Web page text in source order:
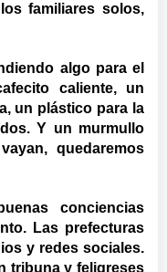
familiares solos,
algo para el
caliente, un
un plástico para la
Y un murmullo
quedaremos
conciencias
Las prefecturas
y redes sociales.
tribuna y feligreses